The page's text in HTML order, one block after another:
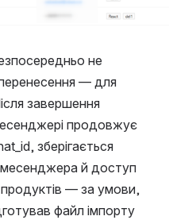
не
— для
завершення
продовжує
зберігається
месенджера й доступ
— за умови,
файл імпорту